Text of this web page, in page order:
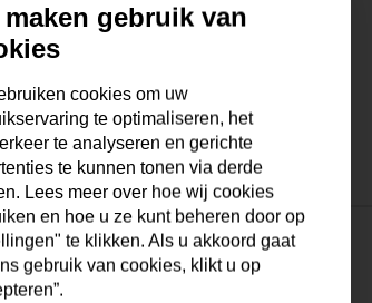
gebruik van
cookies om uw
te optimaliseren, het
te analyseren en gerichte
te kunnen tonen via derde
Lees meer over hoe wij cookies
en hoe u ze kunt beheren door op
te klikken. Als u akkoord gaat
gebruik van cookies, klikt u op